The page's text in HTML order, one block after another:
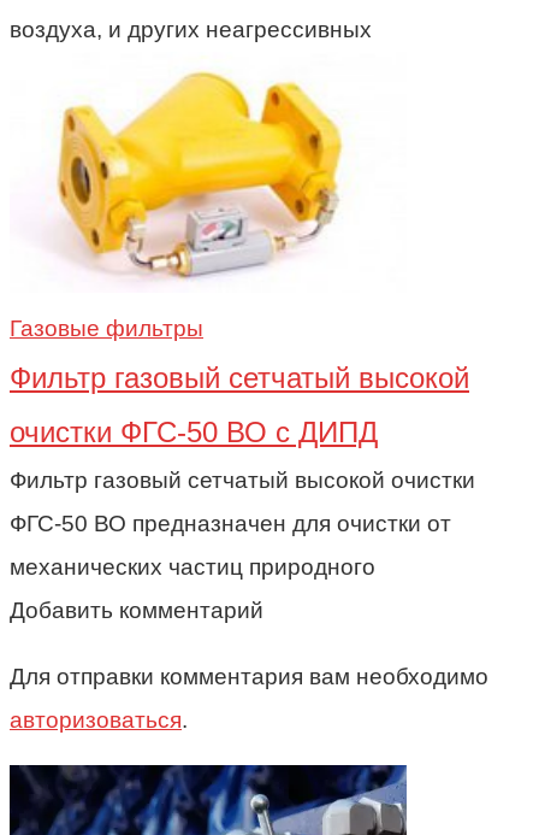
воздуха, и других неагрессивных
Газовые фильтры
Фильтр газовый сетчатый высокой
очистки ФГС-50 ВО с ДИПД
Фильтр газовый сетчатый высокой очистки
ФГС-50 ВО предназначен для очистки от
механических частиц природного
Добавить комментарий
Для отправки комментария вам необходимо
авторизоваться.